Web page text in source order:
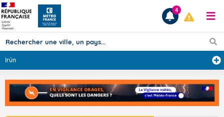
Prévisions
TOUS LES RÉSULTATS
4
Irún